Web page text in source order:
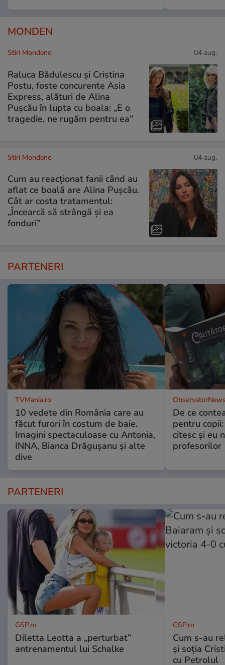
MONDEN
Stiri Mondene 04 aug.
Raluca Bădulescu și Cristina
Postu, foste concurente Asia
Express, alături de Alina
Pușcău în lupta cu boala: „E o
tragedie, ne rugăm pentru ea”
Stiri Mondene 04 aug.
Cum au reacționat fanii când au
aflat ce boală are Alina Pușcău.
Cât ar costa tratamentul:
„Încearcă să strângă și ea
fonduri”
PARTENERI
TVMania.ro
10 vedete din România care au
făcut furori în costum de baie.
Imagini spectaculoase cu Antonia,
INNA, Bianca Drăgușanu și alte
dive
De ce
pentru
citesc și eu
profesorilor
PARTENERI
GSP.ro
Diletta Leotta a „perturbat”
antrenamentul lui Schalke
GSP.ro
Cum s-au
și soția
cu Petrolul